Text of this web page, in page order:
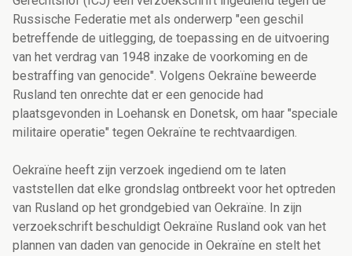
Russische Federatie met als onderwerp "een geschil
betreffende de uitlegging, de toepassing en de uitvoering
van het verdrag van 1948 inzake de voorkoming en de
bestraffing van genocide". Volgens Oekraïne beweerde
Rusland ten onrechte dat er een genocide had
plaatsgevonden in Loehansk en Donetsk, om haar "speciale
militaire operatie" tegen Oekraïne te rechtvaardigen.
Oekraïne heeft zijn verzoek ingediend om te laten
vaststellen dat elke grondslag ontbreekt voor het optreden
van Rusland op het grondgebied van Oekraïne. In zijn
verzoekschrift beschuldigt Oekraïne Rusland ook van het
plannen van daden van genocide in Oekraïne en stelt het